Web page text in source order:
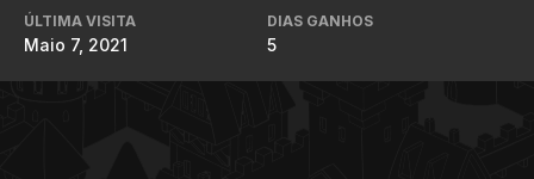
ÚLTIMA VISITA
Maio 7, 2021
DIAS GANHOS
5